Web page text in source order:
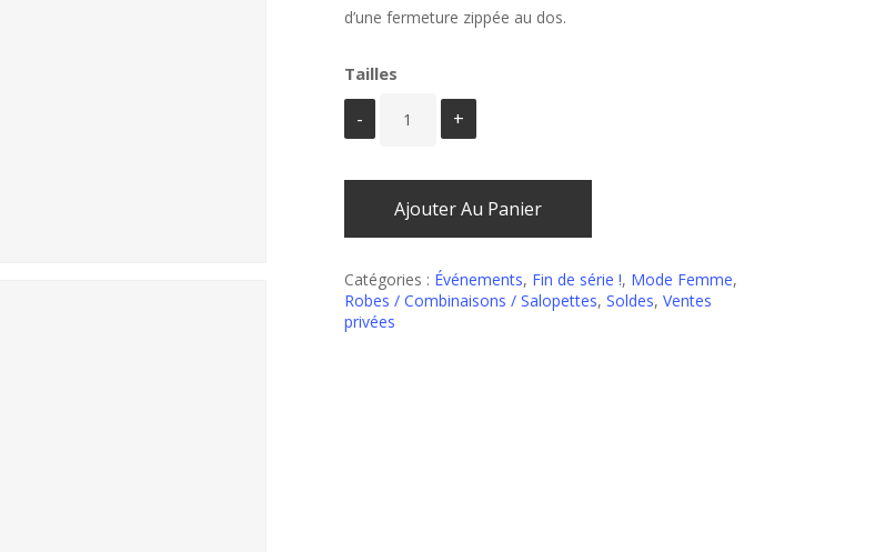
d’une fermeture zippée au dos.
Tailles
Ajouter Au Panier
Catégories : Événements, Fin de série !, Mode Femme,
Robes / Combinaisons / Salopettes, Soldes, Ventes
privées